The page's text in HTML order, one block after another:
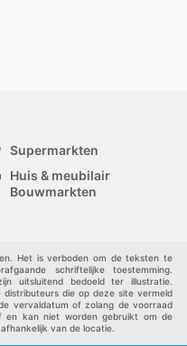
Supermarkten
Huis & meubilair
Bouwmarkten
Het is verboden om de teksten te
schriftelijke toestemming.
uitsluitend bedoeld ter illustratie.
die op deze site vermeld
vervaldatum of zolang de voorraad
kan niet worden gebruikt om de
van de locatie.